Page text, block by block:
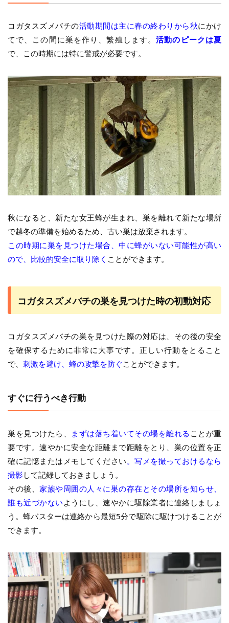
コガタスズメバチの活動期間は主に春の終わりから秋にかけ
てで、この間に巣を作り、繁殖します。活動のピークは夏
で、この時期には特に警戒が必要です。
秋になると、新たな女王蜂が生まれ、巣を離れて新たな場所
で越冬の準備を始めるため、古い巣は放棄されます。
この時期に巣を見つけた場合、中に蜂がいない可能性が高い
ので、比較的安全に取り除く ことができます。
コガタスズメバチの巣を見つけた時の初動対応
コガタスズメバチの巣を見つけた際の対応は、その後の安全
を確保するために非常に大事です。正しい行動をとること
で、 刺激を避け、蜂の攻撃を防ぐことができます。
すぐに行うべき行動
巣を見つけたら、 まずは落ち着いてその場を離れる ことが重
要です。速やかに安全な距離まで距離をとり、巣の位置を正
確に記憶またはメモしてください。写メを撮っておけるなら
撮影して記録しておきましょう。
その後、 家族や周囲の人々に巣の存在とその場所を知らせ、
誰も近づかない ようにし、速やかに駆除業者に連絡しましょ
う。蜂バスターは連絡から最短5分で駆除に駆けつけることが
できます。